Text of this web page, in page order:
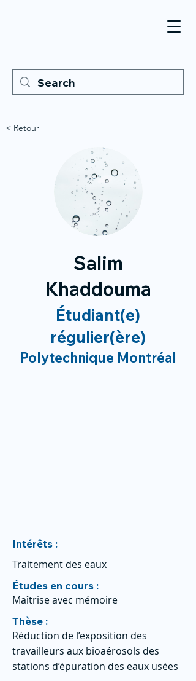
< Retour
Salim
Khaddouma
Étudiant(e)
régulier(ère)
Polytechnique Montréal
Intérêts :
Traitement des eaux
Études en cours :
Maîtrise avec mémoire
Thèse :
Réduction de l’exposition des
travailleurs aux bioaérosols des
stations d’épuration des eaux usées